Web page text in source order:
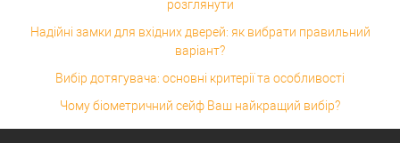
розглянути
Надійні замки для вхідних дверей: як вибрати правильний
варіант?
Вибір дотягувача: основні критерії та особливості
Чому біометричний сейф Ваш найкращий вибір?